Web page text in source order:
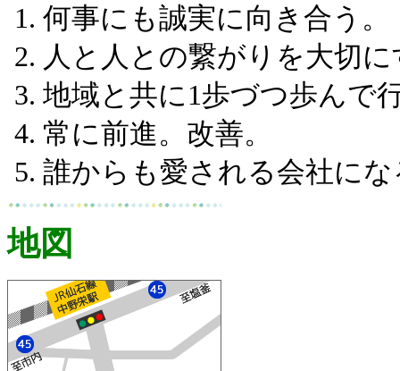
何事にも誠実に向き合う。
人と人との繋がりを大切
地域と共に1歩づつ歩んで
常に前進。改善。
誰からも愛される会社にな
地図